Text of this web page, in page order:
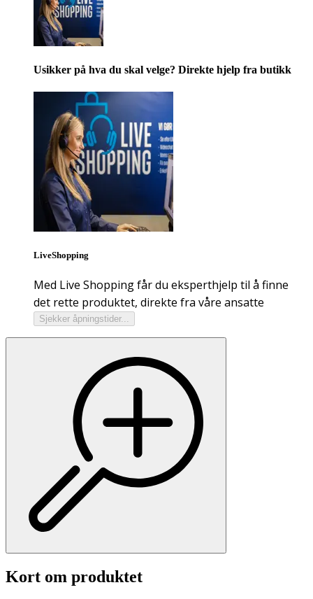
Usikker på hva du skal velge? Direkte hjelp fra butikk
LiveShopping
Med Live Shopping får du eksperthjelp til å finne
det rette produktet, direkte fra våre ansatte
Sjekker åpningstider...
Kort om produktet